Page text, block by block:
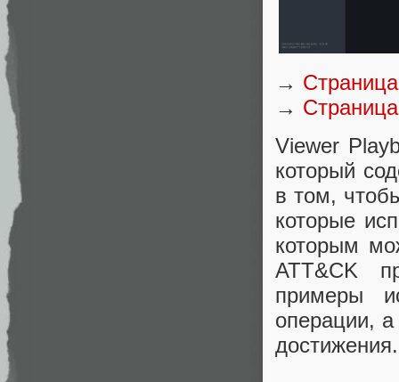
→
→
Viewer
который
в том,
которые
которым
ATT&CK
примеры
операции,
достижения.